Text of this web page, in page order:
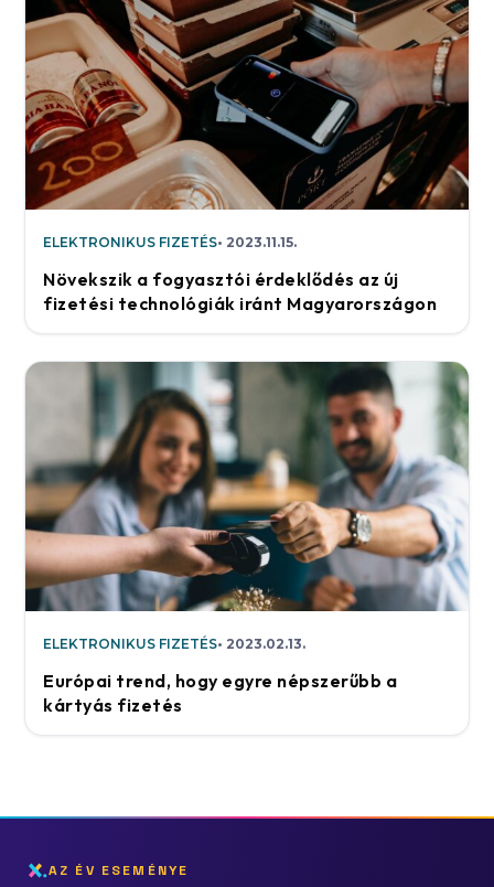
ELEKTRONIKUS FIZETÉS 2023.11.15.
Növekszik a fogyasztói érdeklődés az új
fizetési technológiák iránt Magyarországon
ELEKTRONIKUS FIZETÉS 2023.02.13.
Európai trend, hogy egyre népszerűbb a
kártyás fizetés
AZ ÉV ESEMÉNYE